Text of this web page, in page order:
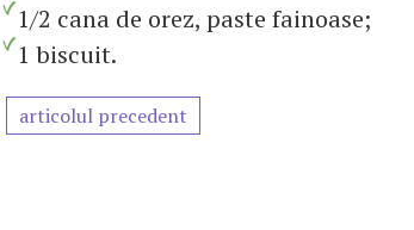
1/2 cana de orez, paste fainoase;
1 biscuit.
articolul precedent